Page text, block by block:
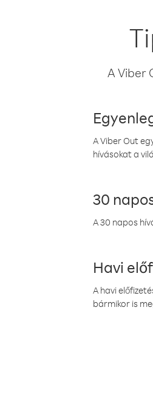
A Viber
A Viber Out
hívásokat a
30
A 30 napos
Havi
A havi
bármikor is